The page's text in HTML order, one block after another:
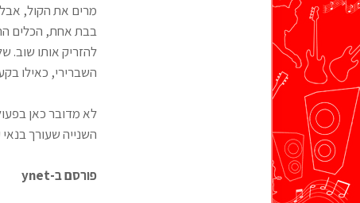
מרים את הקול,
בבת אחת, הכלים
להזריק אותו שוב.
השברירי, כאילו
לא מדובר כאן
השנייה שעורך
פורסם ב-ynet